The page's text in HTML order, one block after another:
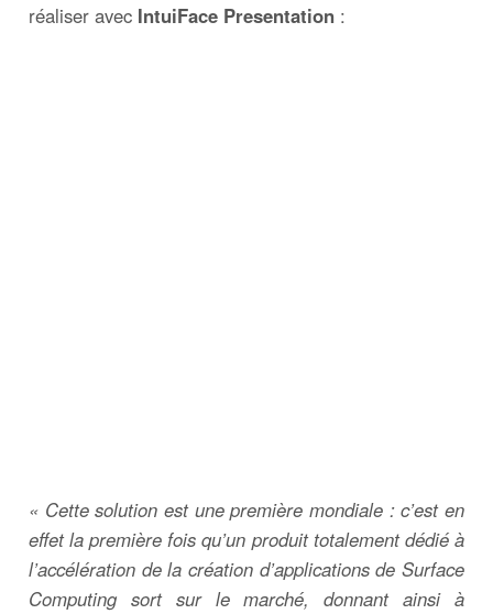
réaliser avec IntuiFace Presentation :
« Cette solution est une première mondiale : c’est en
effet la première fois qu’un produit totalement dédié à
l’accélération de la création d’applications de Surface
Computing sort sur le marché, donnant ainsi à